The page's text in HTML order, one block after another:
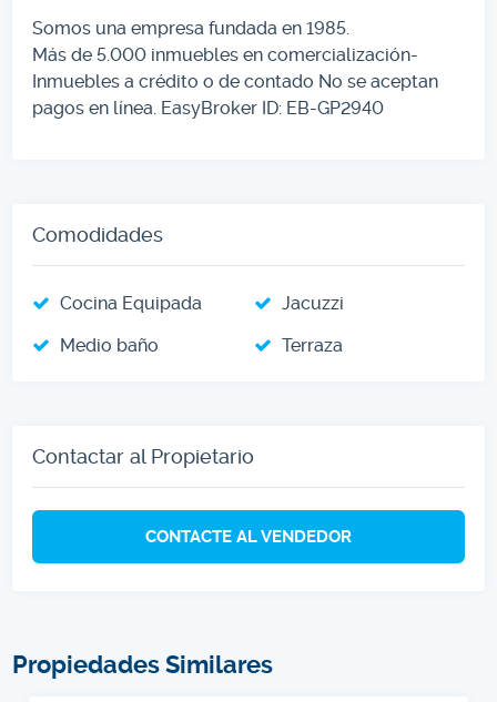
Somos una empresa fundada en 1985.
Más de 5.000 inmuebles en comercialización-
Inmuebles a crédito o de contado No se aceptan
pagos en línea. EasyBroker ID: EB-GP2940
Comodidades
Cocina Equipada
Jacuzzi
Medio baño
Terraza
Contactar al Propietario
CONTACTE AL VENDEDOR
Propiedades Similares